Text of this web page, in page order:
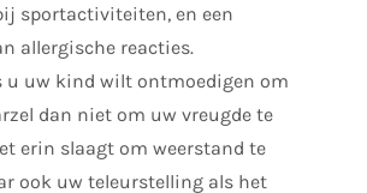
sportactiviteiten, en een
allergische reacties.
kind wilt ontmoedigen om
dan niet om uw vreugde te
erin slaagt om weerstand te
ook uw teleurstelling als het